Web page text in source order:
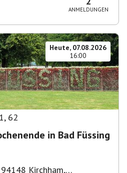
ANMELDUNGEN
Heute, 07.08.2026
16:00
, 62
in Bad Füssing
Kirchham,